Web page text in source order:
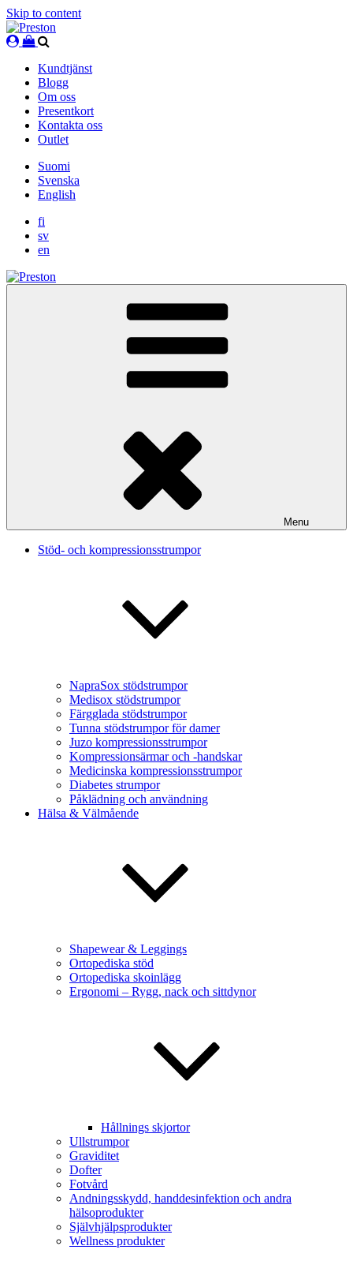
Skip to content
Kundtjänst
Blogg
Om oss
Presentkort
Kontakta oss
Outlet
Suomi
Svenska
English
fi
sv
en
Menu
Stöd- och kompressionsstrumpor
NapraSox stödstrumpor
Medisox stödstrumpor
Färgglada stödstrumpor
Tunna stödstrumpor för damer
Juzo kompressionsstrumpor
Kompressionsärmar och -handskar
Medicinska kompressionsstrumpor
Diabetes strumpor
Påklädning och användning
Hälsa & Välmående
Shapewear & Leggings
Ortopediska stöd
Ortopediska skoinlägg
Ergonomi – Rygg, nack och sittdynor
Hållnings skjortor
Ullstrumpor
Graviditet
Dofter
Fotvård
Andningsskydd, handdesinfektion och andra
hälsoprodukter
Självhjälpsprodukter
Wellness produkter